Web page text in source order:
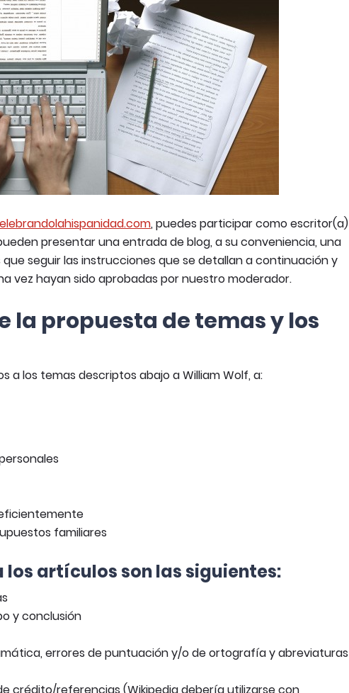
, puedes participar como escritor(a)
presentar una entrada de blog, a su conveniencia, una
seguir las instrucciones que se detallan a continuación y
vez hayan sido aprobadas por nuestro moderador.
la propuesta de temas y los
a los temas descriptos abajo a William Wolf, a:
familiares
artículos son las siguientes:
y conclusión
errores de puntuación y/o de ortografía y abreviaturas